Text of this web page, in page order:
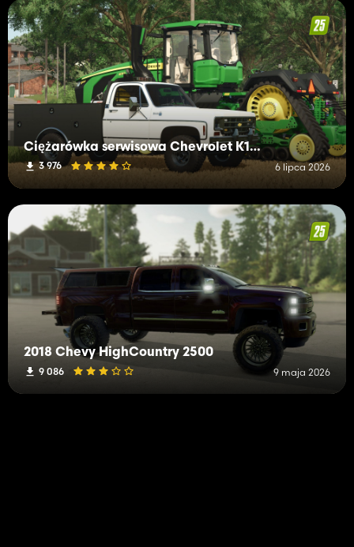
Ciężarówka serwisowa Chevrolet K10 z 1978 r
3 976 6 lipca 2026
2018 Chevy HighCountry 2500
9 086 9 maja 2026